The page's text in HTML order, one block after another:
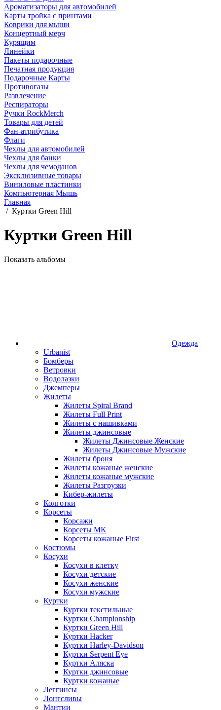
Ароматизаторы для автомобилей
Карты тройка с принтами
Коврики для мыши
Концертный мерч
Курящим
Линейки
Пакеты подарочные
Печатная продукция
Подарочные Карты
Противогазы
Развлечение
Респираторы
Ручки RockMerch
Товары для детей
Фан-атрибутика
Флаги
Чехлы для автомобилей
Чехлы для банки
Чехлы для чемоданов
Эксклюзивные товары
Виниловые пластинки
Компьютерная Мышь
Главная
/ Куртки Green Hill
Куртки Green Hill
Показать альбомы
Одежда
Urbanist
Бомберы
Ветровки
Водолазки
Джемперы
Жилеты
Жилеты Spiral Brand
Жилеты Full Print
Жилеты с нашивками
Жилеты джинсовые
Жилеты Джинсовые Женские
Жилеты Джинсовые Мужские
Жилеты броня
Жилеты кожаные женские
Жилеты кожаные мужские
Жилеты Разгрузки
Кибер-жилеты
Колготки
Корсеты
Корсажи
Корсеты MK
Корсеты кожаные First
Костюмы
Косухи
Косухи в клетку
Косухи детские
Косухи женские
Косухи мужские
Куртки
Куртки текстильные
Куртки Championship
Куртки Green Hill
Куртки Hacker
Куртки Harley-Davidson
Куртки Serpent Eye
Куртки Аляска
Куртки джинсовые
Куртки кожаные
Леггинсы
Лонгсливы
Мантии